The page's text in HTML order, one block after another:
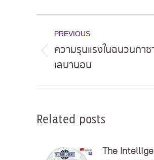
navigation
PREVIOUS
Previous
post:
ความรุนแรงในฉนวนกา
เลบานอน
Related posts
The